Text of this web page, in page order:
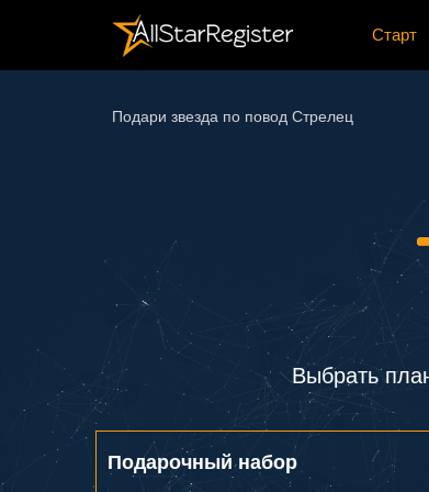
Старт
Подари звезда по повод Стрелец
Выбрать
Подарочный набор